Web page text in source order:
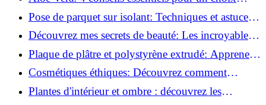
parfait!
Pose de parquet sur isolant: Techniques et astuces
pour un sol parfait!
Découvrez mes secrets de beauté: Les incroyables
vertus du raisin!
Plaque de plâtre et polystyrène extrudé: Apprenez
à les coller efficacement!
Cosmétiques éthiques: Découvrez comment
transformer votre routine beauté!
Plantes d'intérieur et ombre : découvrez les